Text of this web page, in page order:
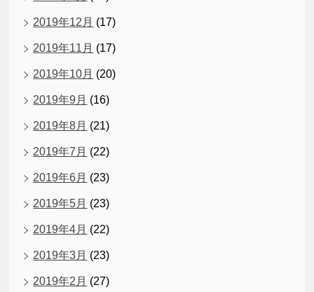
2019年12月 (17)
2019年11月 (17)
2019年10月 (20)
2019年9月 (16)
2019年8月 (21)
2019年7月 (22)
2019年6月 (23)
2019年5月 (23)
2019年4月 (22)
2019年3月 (23)
2019年2月 (27)